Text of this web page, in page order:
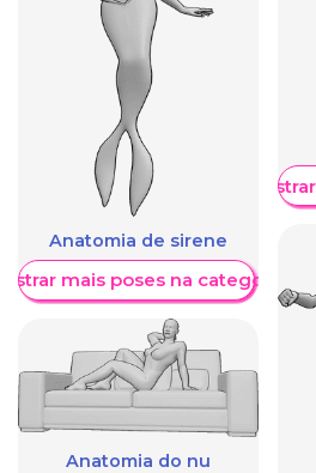
Anatomia de sirene
mais poses na categoria
Anatomia do nu